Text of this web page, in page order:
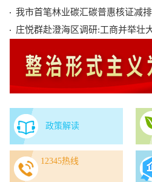
我市首笔林业碳汇碳普惠核证减
政策解读
12345热线